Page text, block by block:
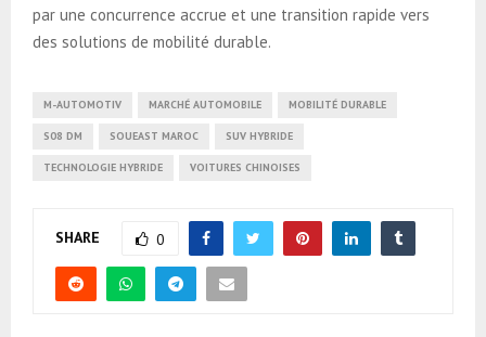
par une concurrence accrue et une transition rapide vers
des solutions de mobilité durable.
M-AUTOMOTIV MARCHÉ AUTOMOBILE MOBILITÉ DURABLE
S08 DM SOUEAST MAROC SUV HYBRIDE
TECHNOLOGIE HYBRIDE VOITURES CHINOISES
SHARE 0